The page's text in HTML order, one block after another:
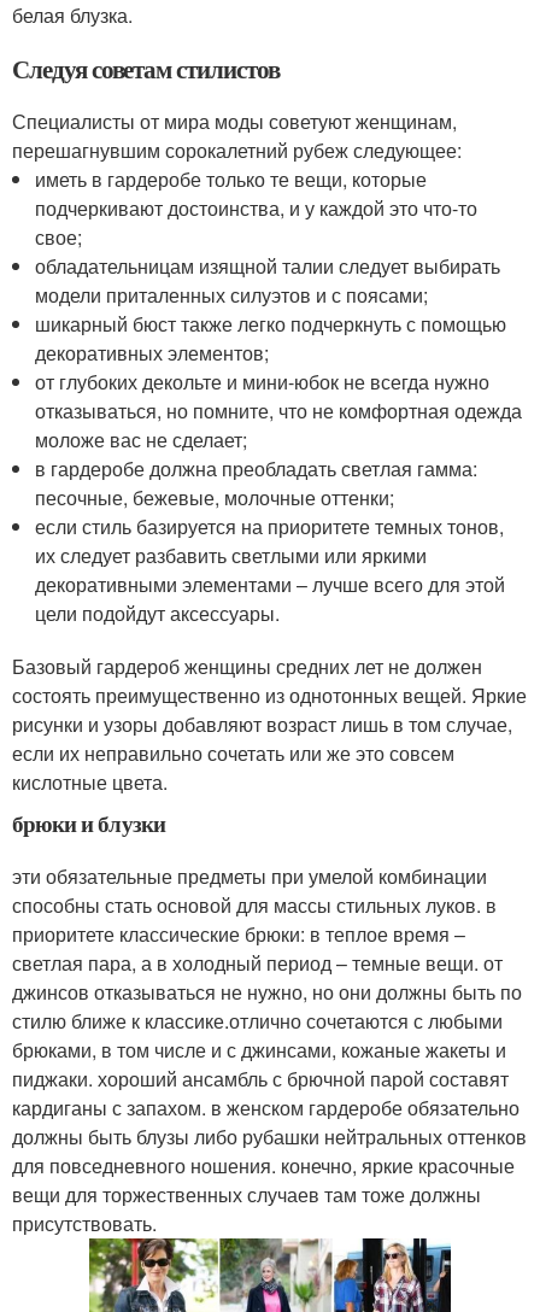
белая блузка.
Следуя советам стилистов
Специалисты от мира моды советуют женщинам,
перешагнувшим сорокалетний рубеж следующее:
иметь в гардеробе только те вещи, которые
подчеркивают достоинства, и у каждой это что-то
свое;
обладательницам изящной талии следует выбирать
модели приталенных силуэтов и с поясами;
шикарный бюст также легко подчеркнуть с помощью
декоративных элементов;
от глубоких декольте и мини-юбок не всегда нужно
отказываться, но помните, что не комфортная одежда
моложе вас не сделает;
в гардеробе должна преобладать светлая гамма:
песочные, бежевые, молочные оттенки;
если стиль базируется на приоритете темных тонов,
их следует разбавить светлыми или яркими
декоративными элементами – лучше всего для этой
цели подойдут аксессуары.
Базовый гардероб женщины средних лет не должен
состоять преимущественно из однотонных вещей. Яркие
рисунки и узоры добавляют возраст лишь в том случае,
если их неправильно сочетать или же это совсем
кислотные цвета.
брюки и блузки
эти обязательные предметы при умелой комбинации
способны стать основой для массы стильных луков. в
приоритете классические брюки: в теплое время –
светлая пара, а в холодный период – темные вещи. от
джинсов отказываться не нужно, но они должны быть по
стилю ближе к классике.отлично сочетаются с любыми
брюками, в том числе и с джинсами, кожаные жакеты и
пиджаки. хороший ансамбль с брючной парой составят
кардиганы с запахом. в женском гардеробе обязательно
должны быть блузы либо рубашки нейтральных оттенков
для повседневного ношения. конечно, яркие красочные
вещи для торжественных случаев там тоже должны
присутствовать.